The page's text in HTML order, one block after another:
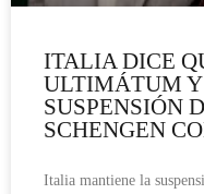
ITALIA DICE
ULTIMÁTUM
SUSPENSIÓN
SCHENGEN
Italia mantiene la